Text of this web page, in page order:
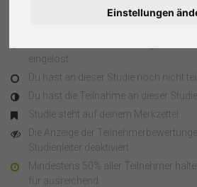
Einstellungen
eingelöst
Du hast an dieser Studie noch nicht
Du hast die Teilnahme an dieser
Studie steht auf deinem Merkzettel
Die Anzeige der
Studienleiter deaktiviert
Mindestens 50% aller Teilnehmer
für ausreichend